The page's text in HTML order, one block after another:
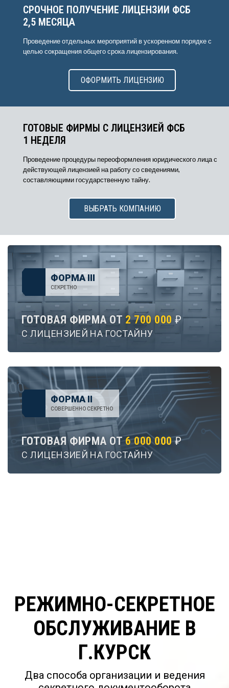
СРОЧНОЕ ПОЛУЧЕНИЕ ЛИЦЕНЗИИ ФСБ
2,5 МЕСЯЦА
Проведение отдельных мероприятий в ускоренном порядке с
целью сокращения общего срока лицензирования.
ОФОРМИТЬ ЛИЦЕНЗИЮ
ГОТОВЫЕ ФИРМЫ С ЛИЦЕНЗИЕЙ ФСБ
1 НЕДЕЛЯ
Проведение процедуры переоформления юридического лица с
действующей лицензией на работу со сведениями,
составляющими государственную тайну.
ВЫБРАТЬ КОМПАНИЮ
ФОРМА III
СЕКРЕТНО
ГОТОВАЯ ФИРМА ОТ 2 700 000 ₽
С ЛИЦЕНЗИЕЙ НА ГОСТАЙНУ
ФОРМА II
СОВЕРШЕННО СЕКРЕТНО
ГОТОВАЯ ФИРМА ОТ6 000 000 ₽
С ЛИЦЕНЗИЕЙ НА ГОСТАЙНУ
РЕЖИМНО-СЕКРЕТНОЕ
ОБСЛУЖИВАНИЕ В
Г.КУРСК
Два способа организации и ведения